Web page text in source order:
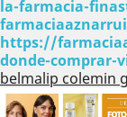
la-farmacia-
https://
donde-comprar-
belmalip colemin
Anterior